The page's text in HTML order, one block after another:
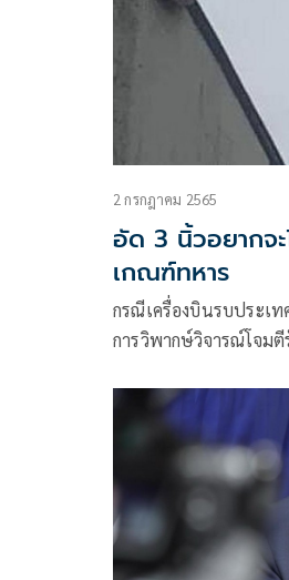
2 กรกฎาคม 2565
อัด 3 นิ้วอยากจ
เกณฑ์ทหาร
กรณีเครื่องบินรบประเ
การวิพากษ์วิจารณ์โจม